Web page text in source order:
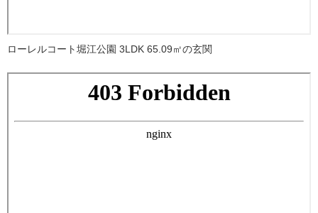
ローレルコート堀江公園 3LDK 65.09㎡の玄関